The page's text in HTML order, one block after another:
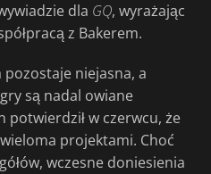
dla GQ, wyrażając
z Bakerem.
niejasna, a
są nadal owiane
w czerwcu, że
projektami. Choć
wczesne doniesienia